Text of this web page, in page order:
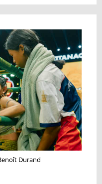
Durand